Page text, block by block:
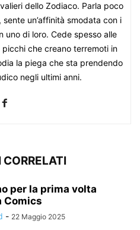
dello Zodiaco. Parla poco
un’affinità smodata con i
uno di loro. Cede spesso alle
che creano terremoti in
la piega che sta prendendo
negli ultimi anni.
per la prima volta
Comics
- 22 Maggio 2025